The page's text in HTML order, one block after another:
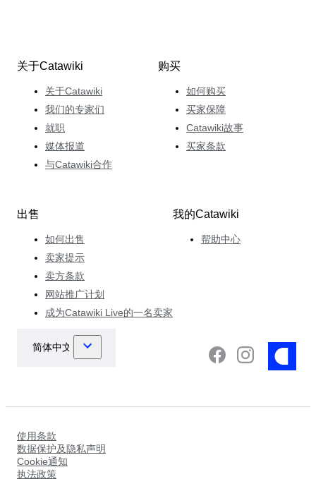
关于Catawiki
关于Catawiki
我们的专家们
就职
媒体报道
与Catawiki合作
购买
如何购买
买家保障
Catawiki故事
买家条款
出售
如何出售
卖家提示
卖方条款
网站推广计划
成为Catawiki Live的一名卖家
我的Catawiki
帮助中心
使用条款
数据保护及隐私声明
Cookie通知
执法政策